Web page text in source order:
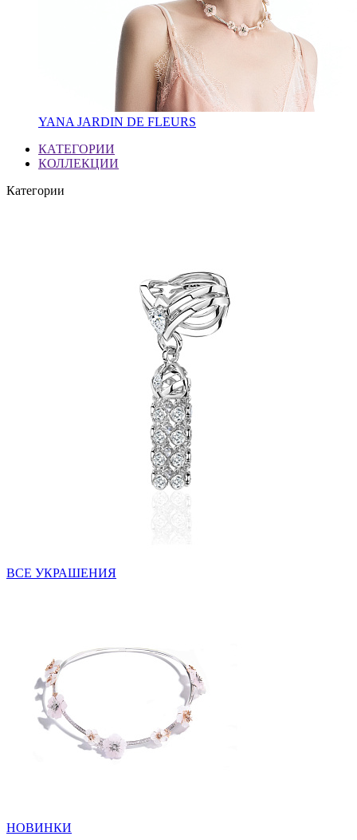
YANA JARDIN DE FLEURS
КАТЕГОРИИ
КОЛЛЕКЦИИ
Категории
ВСЕ УКРАШЕНИЯ
НОВИНКИ